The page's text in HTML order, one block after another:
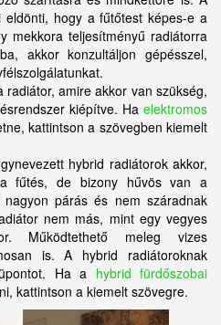
hogy a fűtőtest képes-e a
mekkora teljesítményű radiátorra
akkor konzultáljon gépésszel,
amire akkor van szükség,
kiépítve. Ha elektromos
kattintson a szövegben kiemelt
hybrid radiátorok akkor,
fűtés, de bizony hűvös van a
párás és nem száradnak
nem más, mint egy vegyes
Működtethető meleg vizes
is. A hybrid radiátoroknak
Ha a hybrid fürdőszobai
kattintson a kiemelt szövegre.